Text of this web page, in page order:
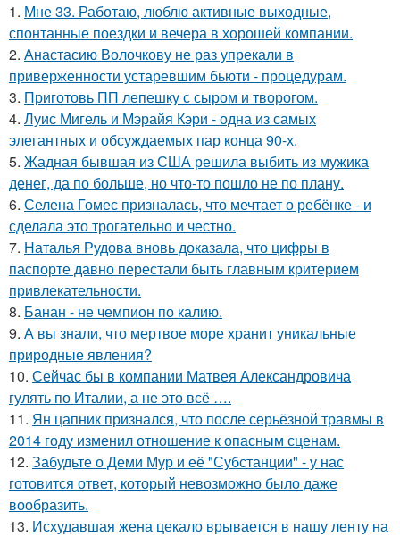
1. Мне 33. Работаю, люблю активные выходные,
спонтанные поездки и вечера в хорошей компании.
2. Анастасию Волочкову не раз упрекали в
приверженности устаревшим бьюти - процедурам.
3. Приготовь ПП лепешку с сыром и творогом.
4. Луис Мигель и Мэрайя Кэри - одна из самых
элегантных и обсуждаемых пар конца 90-х.
5. Жадная бывшая из США решила выбить из мужика
денег, да по больше, но что-то пошло не по плану.
6. Селена Гомес призналась, что мечтает о ребёнке - и
сделала это трогательно и честно.
7. Наталья Рудова вновь доказала, что цифры в
паспорте давно перестали быть главным критерием
привлекательности.
8. Банан - не чемпион по калию.
9. А вы знали, что мертвое море хранит уникальные
природные явления?
10. Сейчас бы в компании Матвея Александровича
гулять по Италии, а не это всё ….
11. Ян цапник признался, что после серьёзной травмы в
2014 году изменил отношение к опасным сценам.
12. Забудьте о Деми Мур и её "Субстанции" - у нас
готовится ответ, который невозможно было даже
вообразить.
13. Исхудавшая жена цекало врывается в нашу ленту на